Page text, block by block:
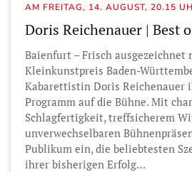
AM FREITAG, 14. AUGUST, 20.15
Doris Reichenauer | Best
Baienfurt – Frisch ausgezeichnet
Kleinkunstpreis Baden-
Kabarettistin Doris Reichenauer
Programm auf die Bühne. Mit
Schlagfertigkeit, treffsicherem
unverwechselbaren
Publikum ein, die beliebtesten
ihrer bisherigen Erfolg…